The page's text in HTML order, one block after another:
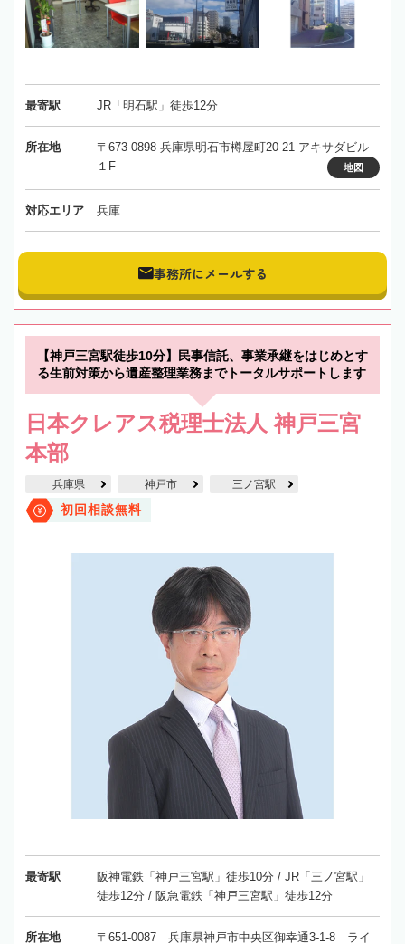
最寄駅 JR「明石駅」徒歩12分
所在地
〒673-0898 兵庫県明石市樽屋町20-21 アキサダビル
１F
地図
対応エリア 兵庫
事務所にメールする
【神戸三宮駅徒歩10分】民事信託、事業承継をはじめとす
る生前対策から遺産整理業務までトータルサポートします
日本クレアス税理士法人 神戸三宮
本部
兵庫県 神戸市 三ノ宮駅
初回相談無料
最寄駅
阪神電鉄「神戸三宮駅」徒歩10分 / JR「三ノ宮駅」
徒歩12分 / 阪急電鉄「神戸三宮駅」徒歩12分
所在地
〒651-0087 兵庫県神戸市中央区御幸通3-1-8 ライ